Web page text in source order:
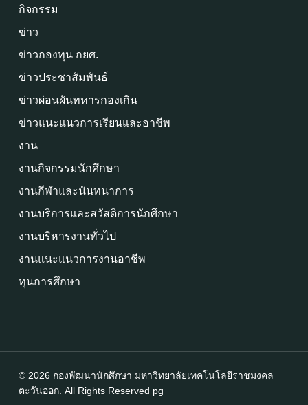
กิจกรรม
ข่าว
ข่าวกองทุน กยศ.
ข่าวประชาสัมพันธ์
ข่าวผ่อนผันทหารกองเกิน
ข่าวแนะแนวการเรียนและอาชีพ
งาน
งานกิจกรรมนักศึกษา
งานกีฬาและนันทนาการ
งานบริการและสวัสดิการนักศึกษา
งานบริหารงานทั่วไป
งานแนะแนวการงานอาชีพ
ทุนการศึกษา
© 2026 กองพัฒนานักศึกษา มหาวิทยาลัยเทคโนโลยีราชมงคล
ตะวันออก. All Rights Reserved pg